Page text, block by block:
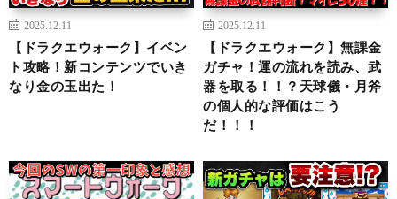
2025.12.11
【ドラクエウォーク】イベン
ト攻略！新コンテンツでいき
なり金の玉出た！
2025.12.11
【ドラクエウォーク】無課金
ガチャ！運の流れを読み、武
器を取る！！？天球儀・月斧
の個人的な評価はこう
だ！！！